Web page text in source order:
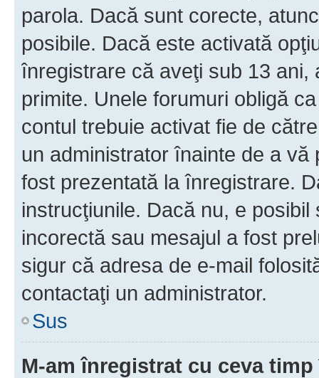
parola. Dacă sunt corecte,
posibile. Dacă este activată
înregistrare că aveţi sub 13
primite. Unele forumuri obligă
contul trebuie activat fie de
un administrator înainte de a
fost prezentată la înregistrare.
instrucţiunile. Dacă nu, e
incorectă sau mesajul a fost
sigur că adresa de e-mail
contactaţi un administrator.
Sus
M-am înregistrat cu ceva